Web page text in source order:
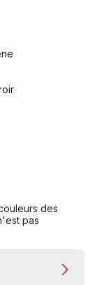
des
pas